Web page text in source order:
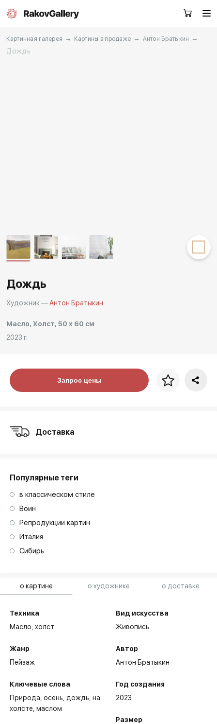
Rakov
baget
Картинная галерея → Картины в продаже → Антон Братыкин
→
Дождь
о картине о художнике о доставке
Техника
Масло,холст
Жанр
Пейзаж
Ключевые слова
Природа осень дождь на
холсте маслом
Вид искусства
Живопись
Автор
Антон Братыкин
Год создания
2023
Размер
Дождь
Художник —Антон Братыкин
Масло, Холст, 50 x 60 см
2023 г.
Цена за багетЗапрос цены
Доставка
Популярные теги
в классическом стиле
Воин
Репродукции картин
Италия
Сибирь